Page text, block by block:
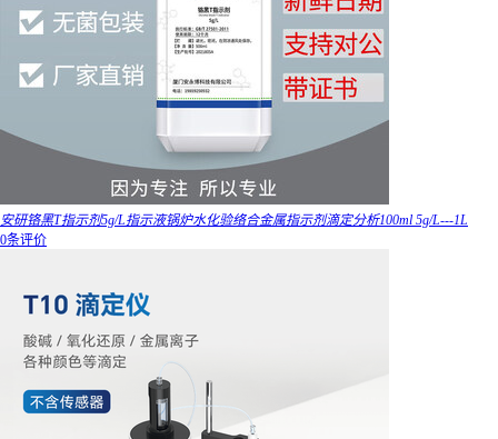
安研铬黑T指示剂5g/L指示液锅炉水化验络合金属指示剂滴定分析100ml 5g/L---1L
0条评价